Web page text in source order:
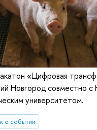
«Цифровая
Новгород совместно с
университетом.
о событии